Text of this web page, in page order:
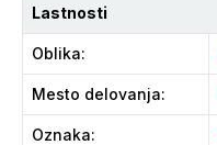
Lastnosti
Oblika:
Mesto delovanja:
Oznaka: